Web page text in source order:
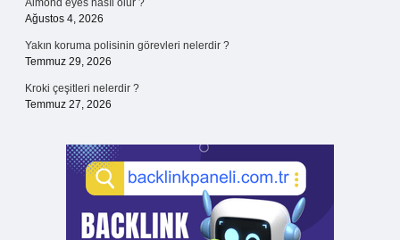
Almond eyes nasıl olur ?
Ağustos 4, 2026
Yakın koruma polisinin görevleri nelerdir ?
Temmuz 29, 2026
Kroki çeşitleri nelerdir ?
Temmuz 27, 2026